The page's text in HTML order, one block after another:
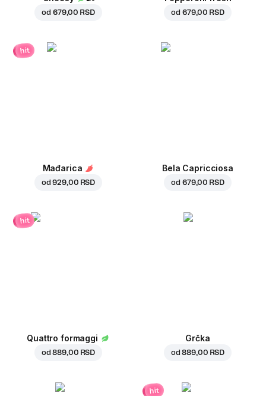
od 679,00 RSD od 679,00 RSD
hit
Mađarica
od929,00 RSD
Bela Capricciosa
od 679,00 RSD
hit
Quattro formaggi
od889,00 RSD
Grčka
od889,00 RSD
hit